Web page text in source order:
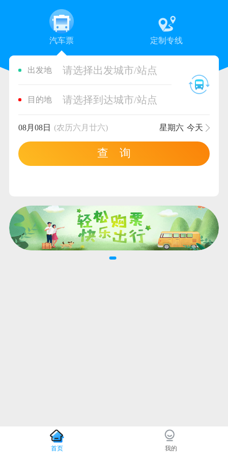
汽车票 定制专线
出发地 请选择出发城市/站点
目的地 请选择到达城市/站点
08月08日 (农历六月廿六) 星期六 今天
查 询
首页 我的